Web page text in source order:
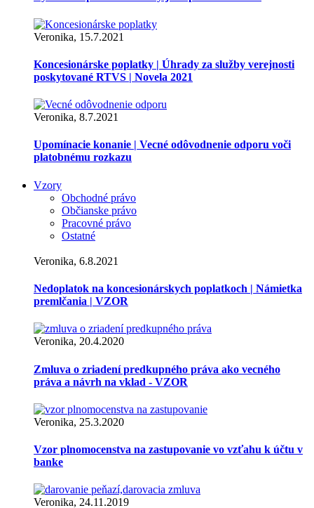
Veronika, 15.7.2021
Koncesionárske poplatky | Úhrady za služby verejnosti
poskytované RTVS | Novela 2021
Veronika, 8.7.2021
Upomínacie konanie | Vecné odôvodnenie odporu voči
platobnému rozkazu
Vzory
Obchodné právo
Občianske právo
Pracovné právo
Ostatné
Veronika, 6.8.2021
Nedoplatok na koncesionárskych poplatkoch | Námietka
premlčania | VZOR
Veronika, 20.4.2020
Zmluva o zriadení predkupného práva ako vecného
práva a návrh na vklad - VZOR
Veronika, 25.3.2020
Vzor plnomocenstva na zastupovanie vo vzťahu k účtu v
banke
Veronika, 24.11.2019